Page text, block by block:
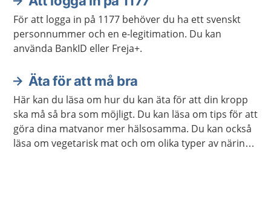
För att logga in på 1177 behöver du ha ett svenskt
personnummer och en e-legitimation. Du kan
använda BankID eller Freja+.
Äta för att må bra
Här kan du läsa om hur du kan äta för att din kropp
ska må så bra som möjligt. Du kan läsa om tips för att
göra dina matvanor mer hälsosamma. Du kan också
läsa om vegetarisk mat och om olika typer av näring